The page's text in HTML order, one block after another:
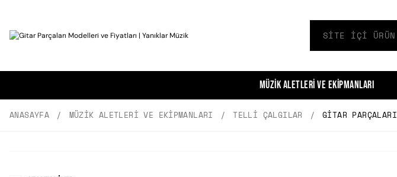
Müzik Aletleri ve Ekipmanları
ANASAYFA MÜZIK ALETLERI VE EKIPMANLARI TELLI ÇALGILAR GITAR PARÇALARI